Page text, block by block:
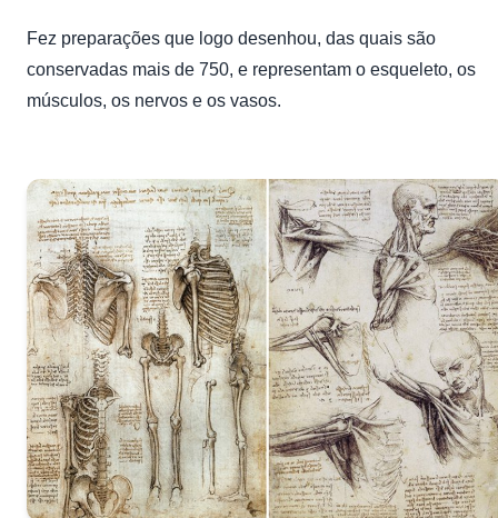
Fez preparações que logo desenhou, das quais são
conservadas mais de 750, e representam o esqueleto, os
músculos, os nervos e os vasos.